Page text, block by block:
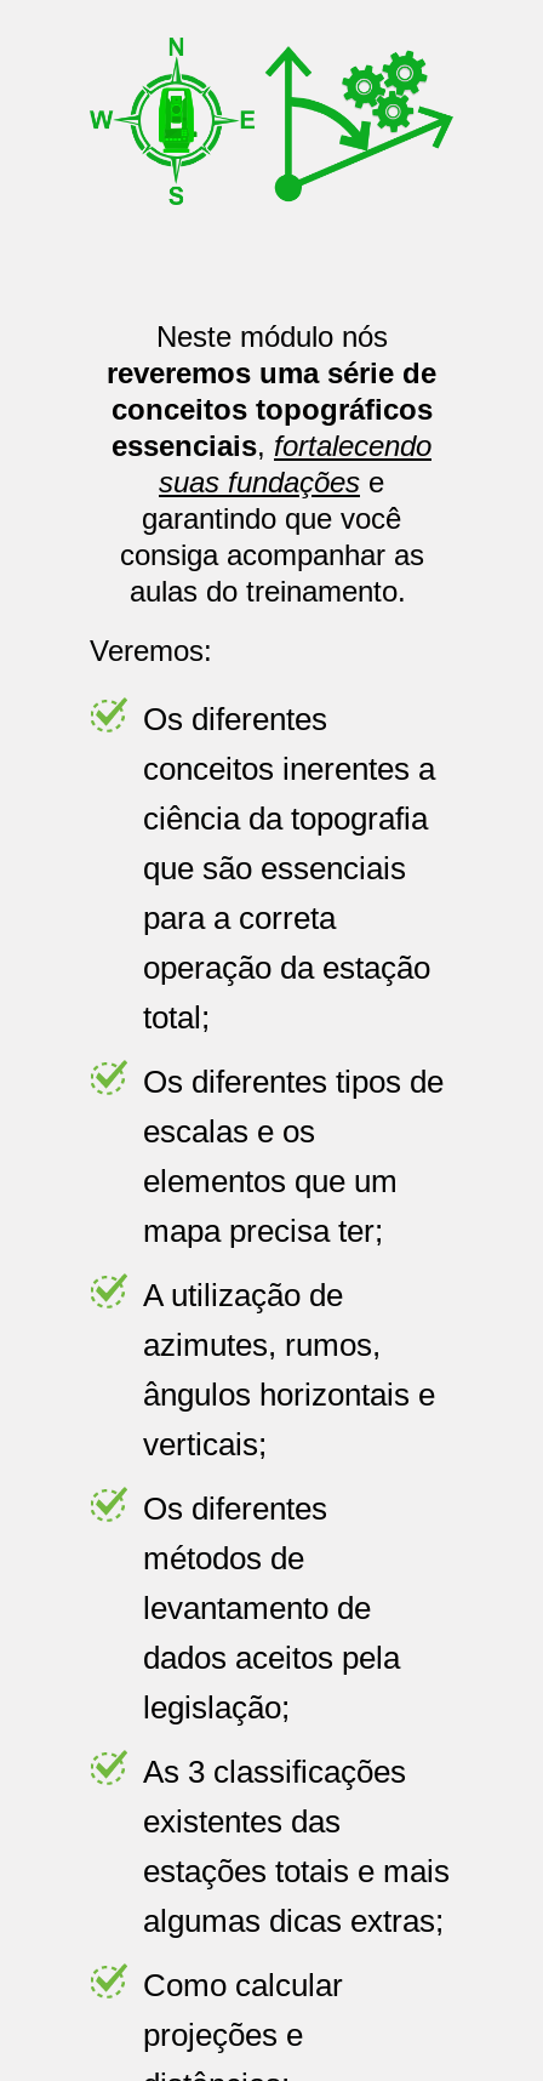
Neste módulo nós
reveremos uma série de
conceitos topográficos
essenciais, fortalecendo
suas fundações e
garantindo que você
consiga acompanhar as
aulas do treinamento.
Veremos:
Os diferentes
conceitos inerentes a
ciência da topografia
que são essenciais
para a correta
operação da estação
total;
Os diferentes tipos de
escalas e os
elementos que um
mapa precisa ter;
A utilização de
azimutes, rumos,
ângulos horizontais e
verticais;
Os diferentes
métodos de
levantamento de
dados aceitos pela
legislação;
As 3 classificações
existentes das
estações totais e mais
algumas dicas extras;
Como calcular
projeções e